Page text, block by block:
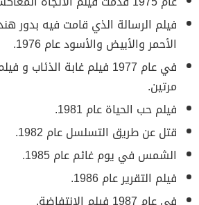
فيلم الرسالة الذي قامت فيه بدور
الأحمر والأبيض والأسود عام 1976.
في عام 1977 فيلم غابة
مرتين.
فيلم حب الحياة عام 1981.
قتل عن طريق التسلسل عام 1982.
الشمس في يوم غائم عام 1985.
فيلم التقرير عام 1986.